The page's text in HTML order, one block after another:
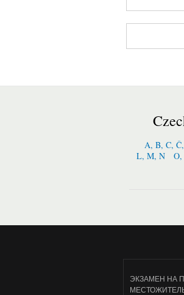
A, B, C,
L, M, N
O,
ЭКЗАМЕН НА